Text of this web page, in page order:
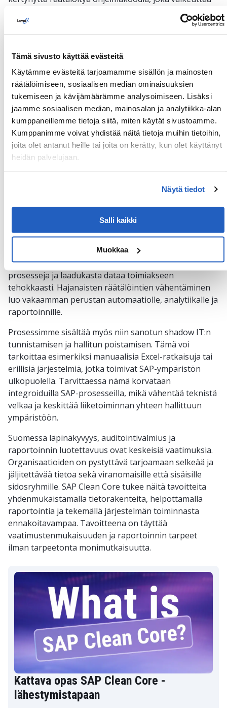
Tämä sivusto käyttää evästeitä
Käytämme evästeitä tarjoamamme sisällön ja mainosten
räätälöimiseen, sosiaalisen median ominaisuuksien
tukemiseen ja kävijämäärämme analysoimiseen. Lisäksi
jaamme sosiaalisen median, mainosalan ja analytiikka-alan
kumppaneillemme tietoja siitä, miten käytät sivustoamme.
Kumppanimme voivat yhdistää näitä tietoja muihin tietoihin,
joita olet antanut heille tai joita on kerätty, kun olet käyttänyt
heidän palvelujaan.
Näytä tiedot
Salli kaikki
Muokkaa
päivityksiä, lisää ylläpitokustannuksia ja hidastaa
muutosten toteuttamista.
periaatteisiin:
Standarditoiminnallisuudet säilytetään SAP-ytimessä
Räätälöity liiketoimintalogiikka toteutetaan SAP
Business Technology Platformin (SAP BTP)avulla
Järjestelmä pidetään vakaana, ylläpidettävänä ja
tulevaisuuden muutoksiin valmiina
Sen sijaan, että kaikki aiemmat mukautukset
säilytämme vain aidosti tarpeelliset ratkaisut. Kun
SAP:n standarditoiminnallisuudet eivät yksin riitä,
täydennämme niitä moderneilla laajennuksilla.
Selkeä ja hallittu järjestelmäydin tukee myös uusien
teknologioiden, kuten SAP Joulen, hyödyntämistä.
Tällaiset työkalut edellyttävät yhdenmukaisia
prosesseja ja laadukasta dataa toimiakseen
tehokkaasti. Hajanaisten räätälöintien vähentäminen
luo vakaamman perustan automaatiolle, analytiikalle ja
raportoinnille.
Prosessimme sisältää myös niin sanotun shadow IT:n
tunnistamisen ja hallitun poistamisen. Tämä voi
tarkoittaa esimerkiksi manuaalisia Excel-ratkaisuja tai
erillisiä järjestelmiä, jotka toimivat SAP-ympäristön
ulkopuolella. Tarvittaessa nämä korvataan
integroiduilla SAP-prosesseilla, mikä vähentää teknistä
velkaa ja keskittää liiketoiminnan yhteen hallittuun
ympäristöön.
Suomessa läpinäkyvyys, auditointivalmius ja
raportoinnin luotettavuus ovat keskeisiä vaatimuksia.
Organisaatioiden on pystyttävä tarjoamaan selkeää ja
jäljitettävää tietoa sekä viranomaisille että sisäisille
sidosryhmille. SAP Clean Core tukee näitä tavoitteita
yhdenmukaistamalla tietorakenteita, helpottamalla
raportointia ja tekemällä järjestelmän toiminnasta
ennakoitavampaa. Tavoitteena on täyttää
vaatimustenmukaisuuden ja raportoinnin tarpeet
ilman tarpeetonta monimutkaisuutta.
Kattava opas SAP Clean Core -
lähestymistapaan